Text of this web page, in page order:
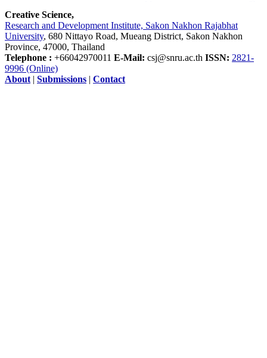
Creative Science,
Research and Development Institute, Sakon Nakhon Rajabhat
University, 680 Nittayo Road, Mueang District, Sakon Nakhon
Province, 47000, Thailand
Telephone : +66042970011 E-Mail: csj@snru.ac.th ISSN: 2821-
9996 (Online)
About | Submissions | Contact